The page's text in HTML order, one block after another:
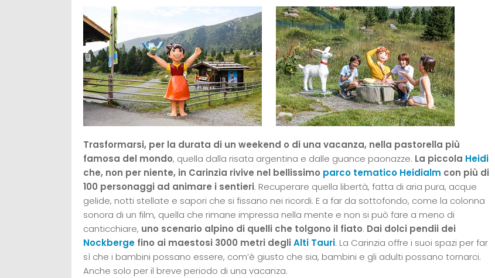
Trasformarsi, per la durata di un weekend o di una vacanza, nella pastorella più
famosa del mondo, quella dalla risata argentina e dalle guance paonazze. La piccola Heidi
che, non per niente, in Carinzia rivive nel bellissimo parco tematico Heidialm con più di
100 personaggi ad animare i sentieri. Recuperare quella libertà, fatta di aria pura, acque
gelide, notti stellate e sapori che si fissano nei ricordi. E a far da sottofondo, come la colonna
sonora di un film, quella che rimane impressa nella mente e non si può fare a meno di
canticchiare, uno scenario alpino di quelli che tolgono il fiato. Dai dolci pendii dei
Nockberge fino ai maestosi 3000 metri degli Alti Tauri. La Carinzia offre i suoi spazi per far
sì che i bambini possano essere, com’è giusto che sia, bambini e gli adulti possano tornarci.
Anche solo per il breve periodo di una vacanza.